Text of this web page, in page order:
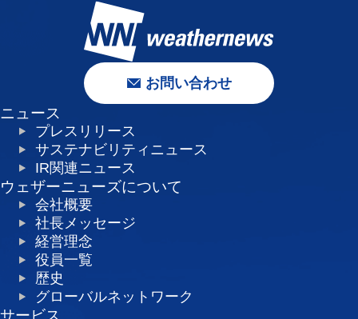
お問い合わせ
ニュース
プレスリリース
サステナビリティニュース
IR関連ニュース
ウェザーニューズについて
会社概要
社長メッセージ
経営理念
役員一覧
歴史
グローバルネットワーク
サービス